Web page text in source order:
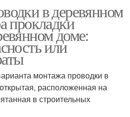
Дом в кабель
в деревянном
прокладки
доме:
или
монтажа проводки в
расположенная на
в строительных